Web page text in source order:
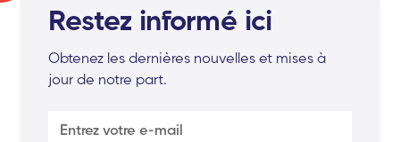
Restez informé ici
Obtenez les dernières nouvelles et mises à
jour de notre part.